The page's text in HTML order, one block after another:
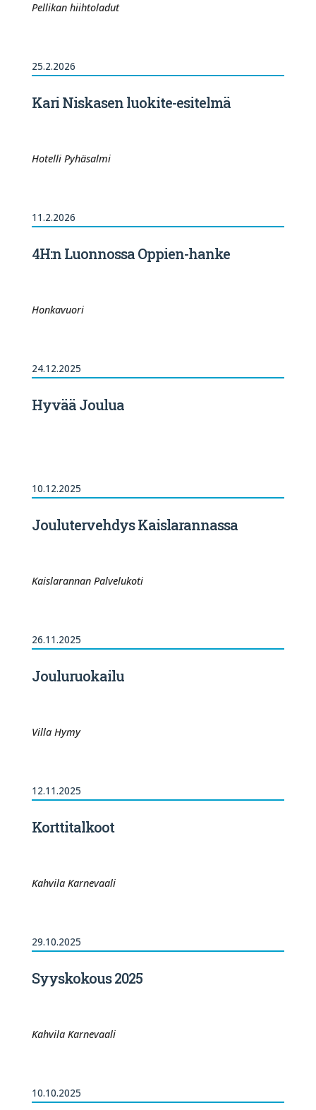
Pellikan hiihtoladut
25.2.2026
Kari Niskasen luokite-esitelmä
Hotelli Pyhäsalmi
11.2.2026
4H:n Luonnossa Oppien-hanke
Honkavuori
24.12.2025
Hyvää Joulua
10.12.2025
Joulutervehdys Kaislarannassa
Kaislarannan Palvelukoti
26.11.2025
Jouluruokailu
Villa Hymy
12.11.2025
Korttitalkoot
Kahvila Karnevaali
29.10.2025
Syyskokous 2025
Kahvila Karnevaali
10.10.2025